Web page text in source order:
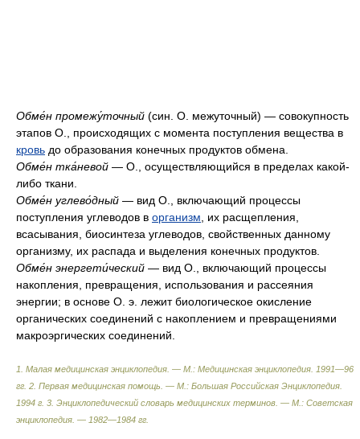
Обме́н промежу́точный (син. О. межуточный) — совокупность
этапов О., происходящих с момента поступления вещества в
кровь до образования конечных продуктов обмена.
Обме́н тка́невой — О., осуществляющийся в пределах какой-
либо ткани.
Обме́н углево́дный — вид О., включающий процессы
поступления углеводов в организм , их расщепления,
всасывания, биосинтеза углеводов, свойственных данному
организму, их распада и выделения конечных продуктов.
Обме́н энергети́ческий — вид О., включающий процессы
накопления, превращения, использования и рассеяния
энергии; в основе О. э. лежит биологическое окисление
органических соединений с накоплением и превращениями
макроэргических соединений.
1. Малая медицинская энциклопедия. — М.: Медицинская энциклопедия. 1991—96
гг. 2. Первая медицинская помощь. — М.: Большая Российская Энциклопедия.
1994 г. 3. Энциклопедический словарь медицинских терминов. — М.: Советская
энциклопедия. — 1982—1984 гг